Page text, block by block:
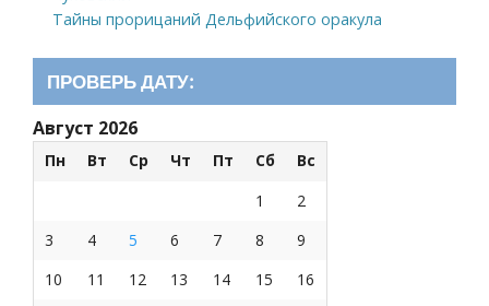
Тайны прорицаний Дельфийского оракула
ПРОВЕРЬ ДАТУ:
Август 2026
Пн Вт Ср Чт Пт Сб
Вс
1
2
3
4 5 6 7 8
9
10
11 12 13 14 15
16